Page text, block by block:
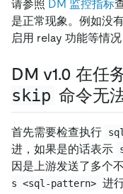
请参照 DM 监控指标
是正常现象。例如没
启用 relay 功能等情
DM v1.0 在任
skip 命令无
首先需要检查执行
进，如果是的话表示
因是上游发送了多个
s <sql-pattern> 进